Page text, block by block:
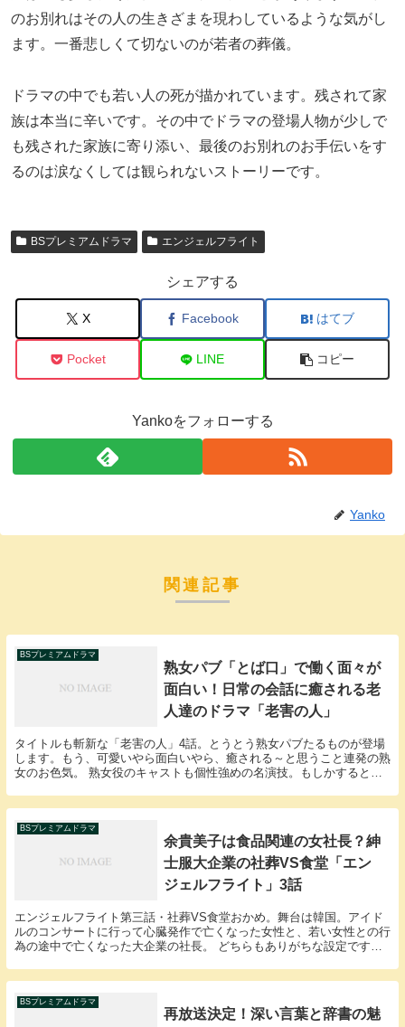
のお別れはその人の生きざまを現わしているような気がし
ます。一番悲しくて切ないのが若者の葬儀。
ドラマの中でも若い人の死が描かれています。残されて家
族は本当に辛いです。その中でドラマの登場人物が少しで
も残された家族に寄り添い、最後のお別れのお手伝いをす
るのは涙なくしては観られないストーリーです。
BSプレミアムドラマ エンジェルフライト
シェアする
X Facebook はてブ
Pocket LINE コピー
Yankoをフォローする
Yanko
関連記事
BSプレミアムドラマ
熟女パブ「とば口」で働く面々が
面白い！日常の会話に癒される老
人達のドラマ「老害の人」
タイトルも斬新な「老害の人」4話。とうとう熟女パブたるものが登場
します。もう、可愛いやら面白いやら、癒される～と思うこと連発の熟
女のお色気。 熟女役のキャストも個性強めの名演技。もしかすると演
BSプレミアムドラマ
余貴美子は食品関連の女社長？紳
士服大企業の社葬VS食堂「エン
ジェルフライト」3話
エンジェルフライト第三話・社葬VS食堂おかめ。舞台は韓国。アイド
ルのコンサートに行って心臓発作で亡くなった女性と、若い女性との行
為の途中で亡くなった大企業の社長。 どちらもありがちな設定です。
BSプレミアムドラマ
再放送決定！深い言葉と辞書の魅